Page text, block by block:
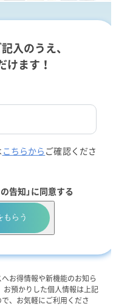
入のうえ、
けます！
こちらから ご確認くださ
告知」に同意する
もらう
お得情報や新機能のお知ら
お預かりした個人情報は上記
、お気軽にご利用くださ